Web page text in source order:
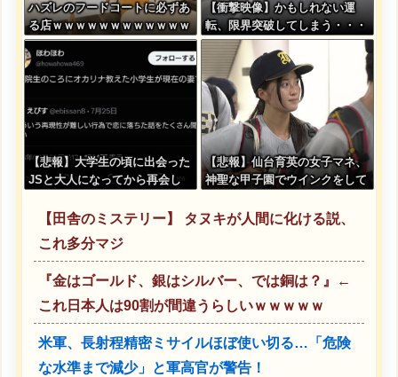
ハズレのフードコートに必ずあ
る店ｗｗｗｗｗｗｗｗｗｗｗｗ
【衝撃映像】かもしれない運
転、限界突破してしまう・・・
【悲報】大学生の頃に出会った
JSと大人になってから再会し
【悲報】仙台育英の女子マネ、
神聖な甲子園でウインクをして
【田舎のミステリー】 タヌキが人間に化ける説、
これ多分マジ
『金はゴールド、銀はシルバー、では銅は？』←
これ日本人は90割が間違うらしいｗｗｗｗｗ
米軍、長射程精密ミサイルほぼ使い切る…「危険
な水準まで減少」と軍高官が警告！